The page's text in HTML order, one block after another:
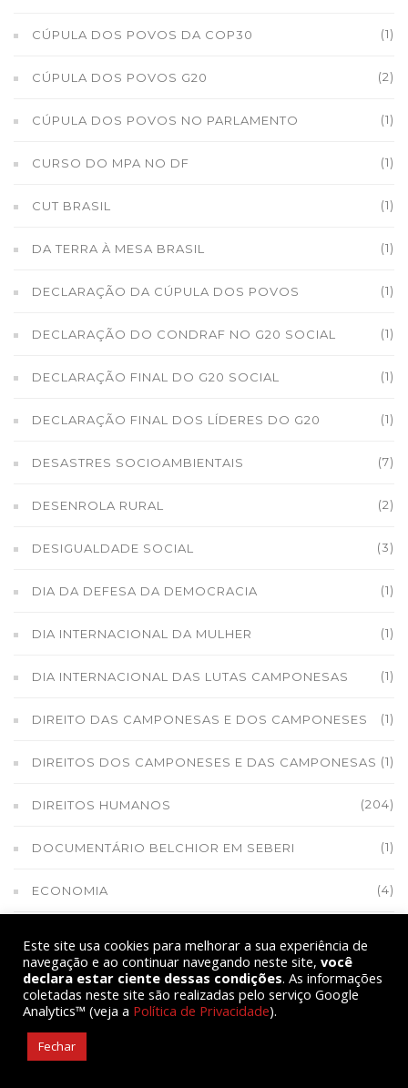
CÚPULA DOS POVOS DA COP30 (1)
CÚPULA DOS POVOS G20 (2)
CÚPULA DOS POVOS NO PARLAMENTO (1)
CURSO DO MPA NO DF (1)
CUT BRASIL (1)
DA TERRA À MESA BRASIL (1)
DECLARAÇÃO DA CÚPULA DOS POVOS (1)
DECLARAÇÃO DO CONDRAF NO G20 SOCIAL (1)
DECLARAÇÃO FINAL DO G20 SOCIAL (1)
DECLARAÇÃO FINAL DOS LÍDERES DO G20 (1)
DESASTRES SOCIOAMBIENTAIS (7)
DESENROLA RURAL (2)
DESIGUALDADE SOCIAL (3)
DIA DA DEFESA DA DEMOCRACIA (1)
DIA INTERNACIONAL DA MULHER (1)
DIA INTERNACIONAL DAS LUTAS CAMPONESAS (1)
DIREITO DAS CAMPONESAS E DOS CAMPONESES (1)
DIREITOS DOS CAMPONESES E DAS CAMPONESAS (1)
DIREITOS HUMANOS (204)
DOCUMENTÁRIO BELCHIOR EM SEBERI (1)
ECONOMIA (4)
EDUCAÇÃO DO CAMPO (1)
EDUCAÇÃO POPULAR
ELEIÇÕES
Este site usa cookies para melhorar a sua experiência de
navegação e ao continuar navegando neste site, você
declara estar ciente dessas condições. As informações
coletadas neste site são realizadas pelo serviço Google
Analytics™ (veja a Política de Privacidade).
Fechar